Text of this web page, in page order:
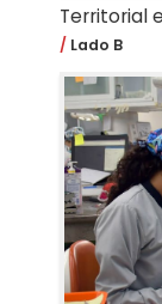
Territorial
Lado B